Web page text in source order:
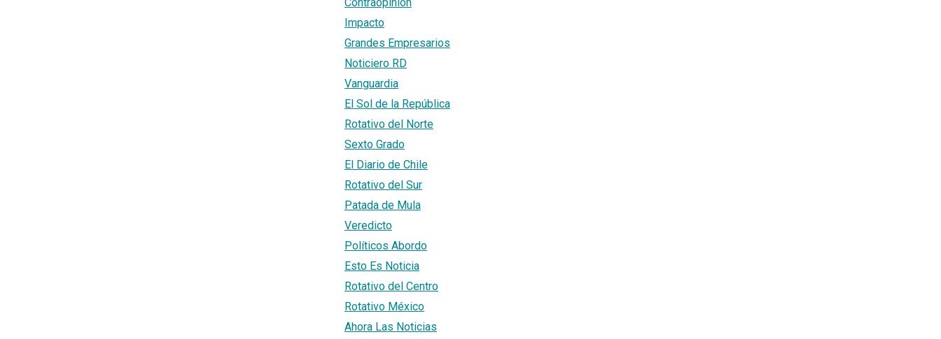
Impacto
Grandes Empresarios
Noticiero RD
Vanguardia
El Sol de la República
Rotativo del Norte
Sexto Grado
El Diario de Chile
Rotativo del Sur
Patada de Mula
Veredicto
Políticos Abordo
Esto Es Noticia
Rotativo del Centro
Rotativo México
Ahora Las Noticias